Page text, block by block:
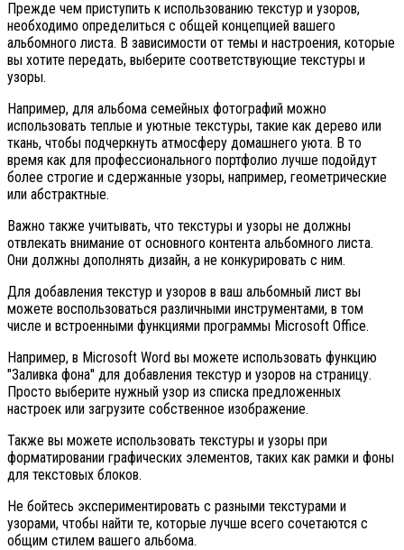
Прежде чем приступить к использованию текстур и узоров,
необходимо определиться с общей концепцией вашего
альбомного листа. В зависимости от темы и настроения, которые
вы хотите передать, выберите соответствующие текстуры и
узоры.
Например, для альбома семейных фотографий можно
использовать теплые и уютные текстуры, такие как дерево или
ткань, чтобы подчеркнуть атмосферу домашнего уюта. В то
время как для профессионального портфолио лучше подойдут
более строгие и сдержанные узоры, например, геометрические
или абстрактные.
Важно также учитывать, что текстуры и узоры не должны
отвлекать внимание от основного контента альбомного листа.
Они должны дополнять дизайн, а не конкурировать с ним.
Для добавления текстур и узоров в ваш альбомный лист вы
можете воспользоваться различными инструментами, в том
числе и встроенными функциями программы Microsoft Office.
Например, в Microsoft Word вы можете использовать функцию
"Заливка фона" для добавления текстур и узоров на страницу.
Просто выберите нужный узор из списка предложенных
настроек или загрузите собственное изображение.
Также вы можете использовать текстуры и узоры при
форматировании графических элементов, таких как рамки и фоны
для текстовых блоков.
Не бойтесь экспериментировать с разными текстурами и
узорами, чтобы найти те, которые лучше всего сочетаются с
общим стилем вашего альбома.